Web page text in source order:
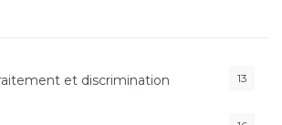
et discrimination 13